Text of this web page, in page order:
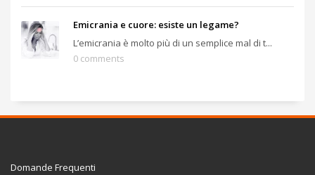
Emicrania e cuore: esiste un legame?
L’emicrania è molto più di un semplice mal di t...
0 comments
Domande Frequenti